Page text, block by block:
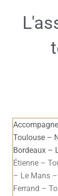
Toulouse –
Bordeaux –
Étienne –
– Le Mans
Ferrand –